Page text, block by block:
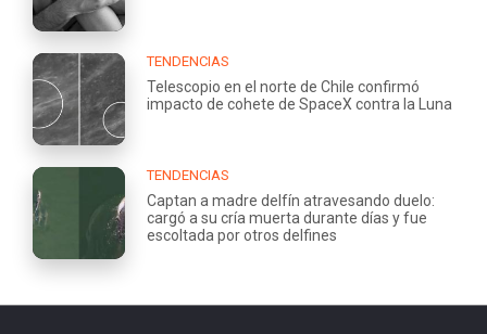
TENDENCIAS
Telescopio en el norte de Chile confirmó
impacto de cohete de SpaceX contra la Luna
TENDENCIAS
Captan a madre delfín atravesando duelo:
cargó a su cría muerta durante días y fue
escoltada por otros delfines